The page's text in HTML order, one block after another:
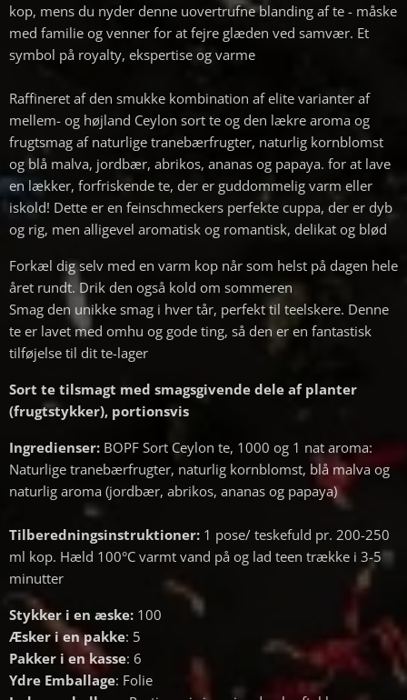
kop, mens du nyder denne uovertrufne blanding af te - måske
med familie og venner for at fejre glæden ved samvær. Et
symbol på royalty, ekspertise og varme
Raffineret af den smukke kombination af elite varianter af
mellem- og højland Ceylon sort te og den lækre aroma og
frugtsmag af naturlige tranebærfrugter, naturlig kornblomst
og blå malva, jordbær, abrikos, ananas og papaya. for at lave
en lækker, forfriskende te, der er guddommelig varm eller
iskold! Dette er en feinschmeckers perfekte cuppa, der er dyb
og rig, men alligevel aromatisk og romantisk, delikat og blød
Forkæl dig selv med en varm kop når som helst på dagen hele
året rundt. Drik den også kold om sommeren
Smag den unikke smag i hver tår, perfekt til teelskere. Denne
te er lavet med omhu og gode ting, så den er en fantastisk
tilføjelse til dit te-lager
Sort te tilsmagt med smagsgivende dele af planter
(frugtstykker), portionsvis
Ingredienser: BOPF Sort Ceylon te, 1000 og 1 nat aroma:
Naturlige tranebærfrugter, naturlig kornblomst, blå malva og
naturlig aroma (jordbær, abrikos, ananas og papaya)
Tilberedningsinstruktioner: 1 pose/ teskefuld pr. 200-250
ml kop. Hæld 100°C varmt vand på og lad teen trække i 3-5
minutter
Stykker i en æske: 100
Æsker i en pakke: 5
Pakker i en kasse: 6
Ydre Emballage: Folie